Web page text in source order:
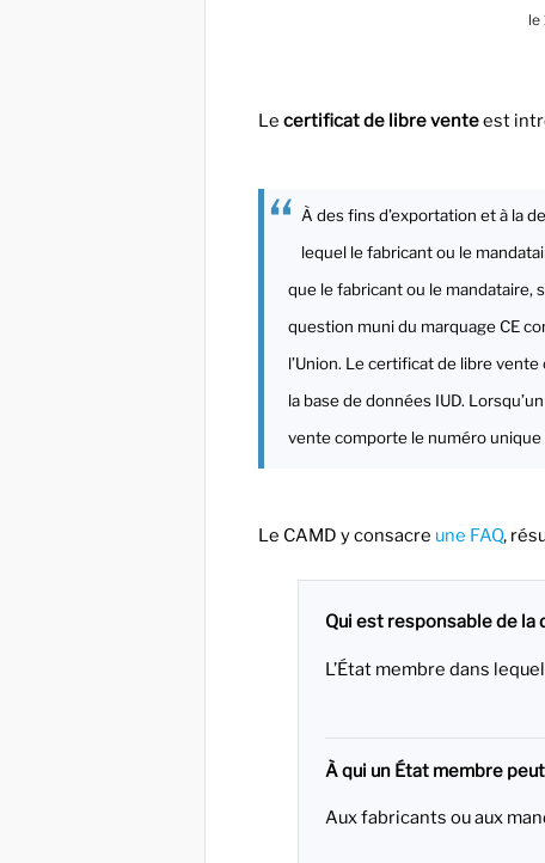
le
Le certificat de libre venteest
À des fins d’exportation et à la
lequel le fabricant ou le
que le fabricant ou le mandataire,
question muni du marquage CE
l’Union. Le certificat de libre
la base de données IUD.
vente comporte le numéro
Le CAMD y consacre une FAQ,
Qui est responsable de la
L’État membre dans
À qui un État membre
Aux fabricants ou aux